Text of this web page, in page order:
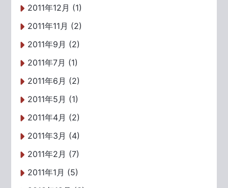
2011年12月 (1)
2011年11月 (2)
2011年9月 (2)
2011年7月 (1)
2011年6月 (2)
2011年5月 (1)
2011年4月 (2)
2011年3月 (4)
2011年2月 (7)
2011年1月 (5)